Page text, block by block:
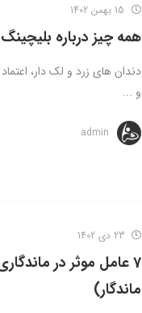
همه چیز درباره
دندان های زرد و لک دار،
و ...
admin
7 عامل موثر در
ماندگار)